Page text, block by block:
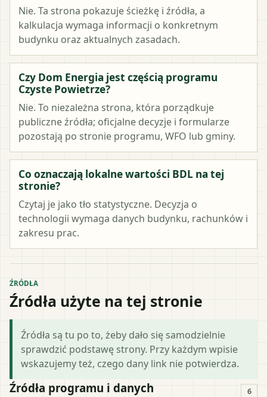
Nie. Ta strona pokazuje ścieżkę i źródła, a
kalkulacja wymaga informacji o konkretnym
budynku oraz aktualnych zasadach.
Czy Dom Energia jest częścią programu
Czyste Powietrze?
Nie. To niezależna strona, która porządkuje
publiczne źródła; oficjalne decyzje i formularze
pozostają po stronie programu, WFO lub gminy.
Co oznaczają lokalne wartości BDL na tej
stronie?
Czytaj je jako tło statystyczne. Decyzja o
technologii wymaga danych budynku, rachunków i
zakresu prac.
ŹRÓDŁA
Źródła użyte na tej stronie
Źródła są tu po to, żeby dało się samodzielnie
sprawdzić podstawę strony. Przy każdym wpisie
wskazujemy też, czego dany link nie potwierdza.
Źródła programu i danych 6